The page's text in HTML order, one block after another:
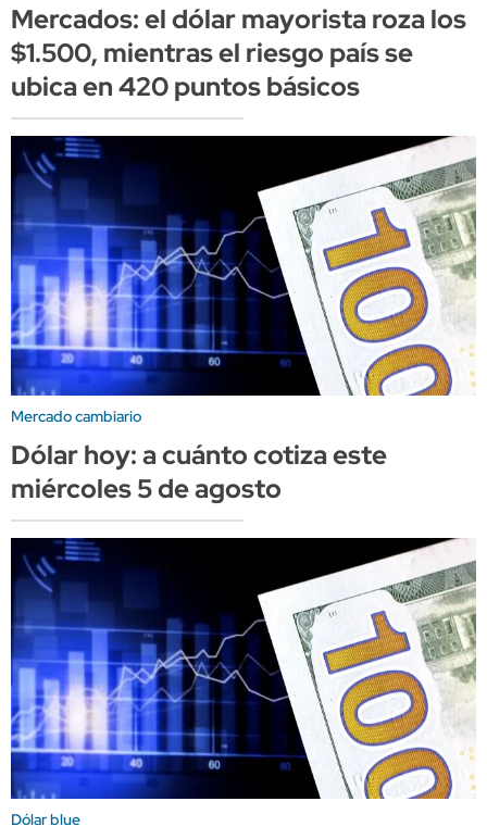
Mercados: el dólar mayorista roza los
$1.500, mientras el riesgo país se
ubica en 420 puntos básicos
Mercado cambiario
Dólar hoy: a cuánto cotiza este
miércoles 5 de agosto
Dólar blue